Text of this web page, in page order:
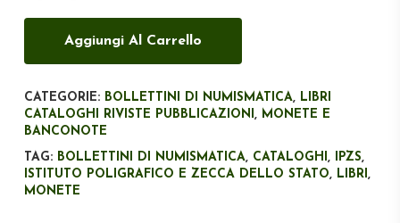
Aggiungi Al Carrello
CATEGORIE: BOLLETTINI DI NUMISMATICA, LIBRI
CATALOGHI RIVISTE PUBBLICAZIONI , MONETE E
BANCONOTE
TAG: BOLLETTINI DI NUMISMATICA, CATALOGHI , IPZS,
ISTITUTO POLIGRAFICO E ZECCA DELLO STATO, LIBRI ,
MONETE